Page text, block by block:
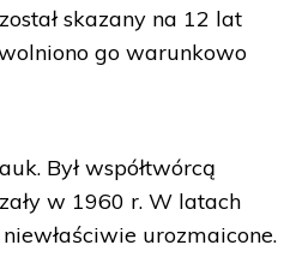
skazany na 12 lat
go warunkowo
Był współtwórcą
w 1960 r. W latach
urozmaicone.